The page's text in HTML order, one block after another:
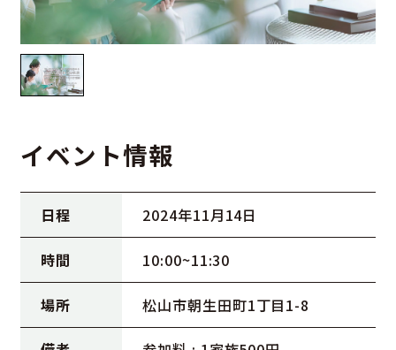
イベント情報
日程 2024年11月14日
時間 10:00~11:30
場所 松山市朝生田町1丁目1-8